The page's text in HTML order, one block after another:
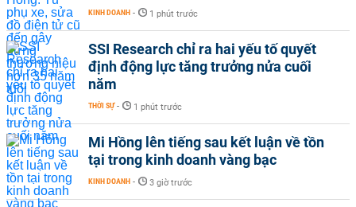
KINH DOANH - 1 phút trước
SSI Research chỉ ra hai yếu tố quyết
định động lực tăng trưởng nửa cuối
năm
THỜI SỰ - 1 phút trước
Mi Hồng lên tiếng sau kết luận về tồn
tại trong kinh doanh vàng bạc
KINH DOANH - 3 giờ trước